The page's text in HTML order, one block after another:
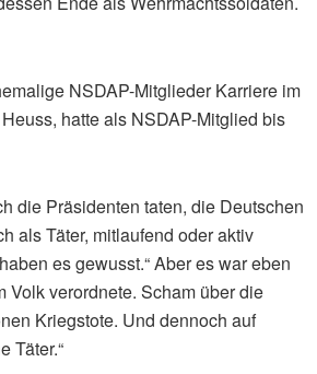
NSDAP-Mitglieder Karriere im
hatte als NSDAP-Mitglied bis
die Präsidenten taten, die Deutschen
als Täter, mitlaufend oder aktiv
es gewusst.“ Aber es war eben
Volk verordnete. Scham über die
Kriegstote. Und dennoch auf
Täter.“